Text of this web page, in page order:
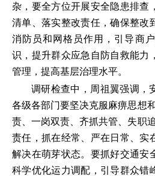
杂，要全方位开展安全隐患排查
清单、落实整改责任，确保整改
消防员和网格员作用，引导商
识，提升群众应急自防自救能力
管理，提高基层治理水平。
调研检查中，周祖翼强调，
各级各部门要坚决克服麻痹思想
责、一岗双责、齐抓共管、失职
责任，抓在经常、严在日常、实
解决在萌芽状态。要抓好交通安
科学优化运力调配，引导群众错